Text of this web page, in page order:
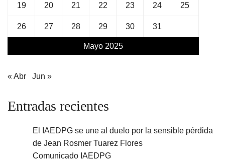
Mayo 2025
19 20 21 22 23 24 25
26 27 28 29 30 31
« Abr Jun »
Entradas recientes
El IAEDPG se une al duelo por la sensible pérdida
de Jean Rosmer Tuarez Flores
Comunicado IAEDPG